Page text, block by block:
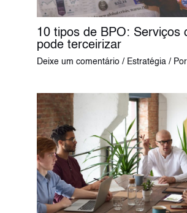
10 tipos de BPO: Serviços
pode terceirizar
Deixe um comentário / Estratégia / Por